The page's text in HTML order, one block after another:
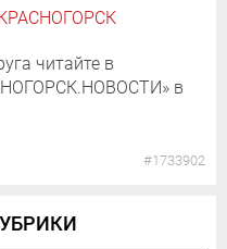
читайте в
в
#1733902